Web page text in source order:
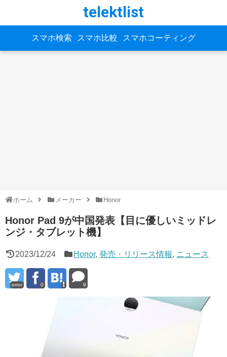
telektlist
スマホ検索 スマホ比較 スマホコーティング
ホーム メーカー Honor
Honor Pad 9が中国発表【目に優しいミッドレ
ンジ・タブレット機】
2023/12/24 Honor,発売・リリース情報, ニュース
error 0 9